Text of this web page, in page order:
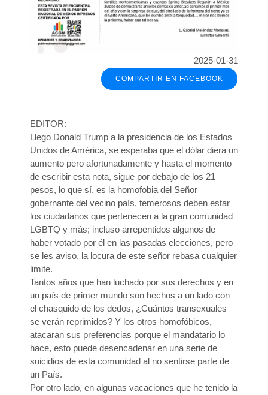
2025-01-31
COMPARTIR EN FACEBOOK
EDITOR:
Llego Donald Trump a la presidencia de los Estados
Unidos de América, se esperaba que el dólar diera un
aumento pero afortunadamente y hasta el momento
de escribir esta nota, sigue por debajo de los 21
pesos, lo que sí, es la homofobia del Señor
gobernante del vecino país, temerosos deben estar
los ciudadanos que pertenecen a la gran comunidad
LGBTQ y más; incluso arrepentidos algunos de
haber votado por él en las pasadas elecciones, pero
se les aviso, la locura de este señor rebasa cualquier
limite.
Tantos años que han luchado por sus derechos y en
un país de primer mundo son hechos a un lado con
el chasquido de los dedos, ¿Cuántos transexuales
se verán reprimidos? Y los otros homofóbicos,
atacaran sus preferencias porque el mandatario lo
hace, esto puede desencadenar en una serie de
suicidios de esta comunidad al no sentirse parte de
un País.
Por otro lado, en algunas vacaciones que he tenido la